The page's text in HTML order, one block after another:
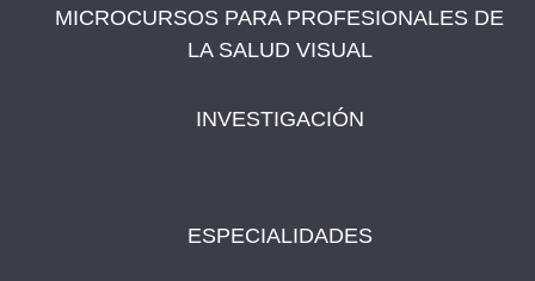
MICROCURSOS PARA PROFESIONALES DE
LA SALUD VISUAL
INVESTIGACIÓN
ESPECIALIDADES